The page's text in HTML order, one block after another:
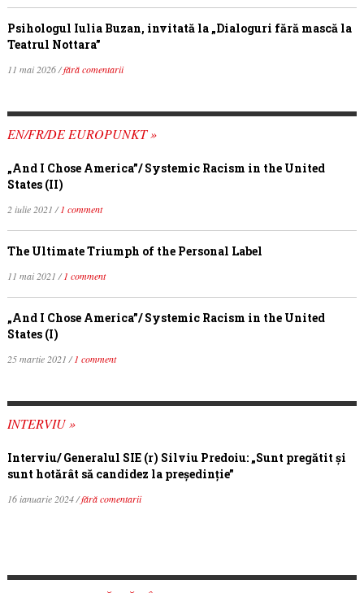
Psihologul Iulia Buzan, invitată la „Dialoguri fără mască la
Teatrul Nottara”
11 mai 2026 /fără comentarii
EN/FR/DE EUROPUNKT »
„And I Chose America”/ Systemic Racism in the United
States (II)
2 iulie 2021 /1 comment
The Ultimate Triumph of the Personal Label
11 mai 2021 /1 comment
„And I Chose America”/ Systemic Racism in the United
States (I)
25 martie 2021 /1 comment
INTERVIU »
Interviu/ Generalul SIE (r) Silviu Predoiu: „Sunt pregătit și
sunt hotărât să candidez la președinție”
16 ianuarie 2024 /fără comentarii